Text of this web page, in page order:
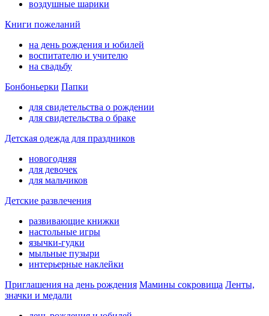
воздушные шарики
Книги пожеланий
на день рождения и юбилей
воспитателю и учителю
на свадьбу
Бонбоньерки Папки
для свидетельства о рождении
для свидетельства о браке
Детская одежда для праздников
новогодняя
для девочек
для мальчиков
Детские развлечения
развивающие книжки
настольные игры
язычки-гудки
мыльные пузыри
интерьерные наклейки
Приглашения на день рождения Мамины сокровища Ленты,
значки и медали